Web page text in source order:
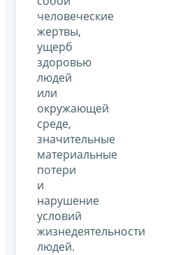
человеческие
жертвы,
ущерб
здоровью
людей
или
окружающей
среде,
значительные
материальные
потери
и
нарушение
условий
жизнедеятельности
людей.